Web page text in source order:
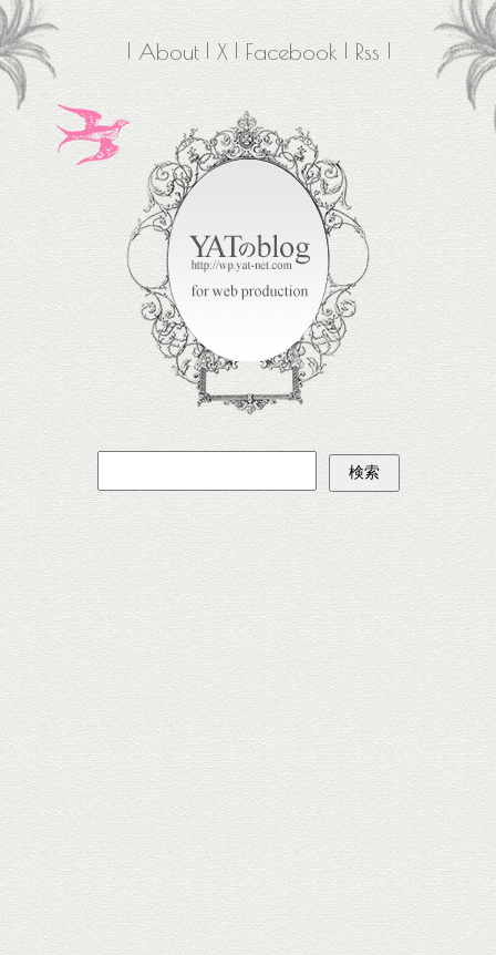
About X Facebook Rss